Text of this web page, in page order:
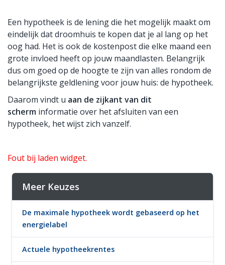
Een hypotheek is de lening die het mogelijk maakt om
eindelijk dat droomhuis te kopen dat je al lang op het
oog had. Het is ook de kostenpost die elke maand een
grote invloed heeft op jouw maandlasten. Belangrijk
dus om goed op de hoogte te zijn van alles rondom de
belangrijkste geldlening voor jouw huis: de hypotheek.
Daarom vindt u aan de zijkant van dit
scherm informatie over het afsluiten van een
hypotheek, het wijst zich vanzelf.
Fout bij laden widget.
Meer Keuzes
De maximale hypotheek wordt gebaseerd op het
energielabel
Actuele hypotheekrentes